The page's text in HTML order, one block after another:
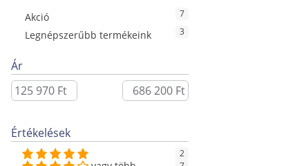
Akció 7
Legnépszerűbb termékeink 3
Ár
Értékelések
2